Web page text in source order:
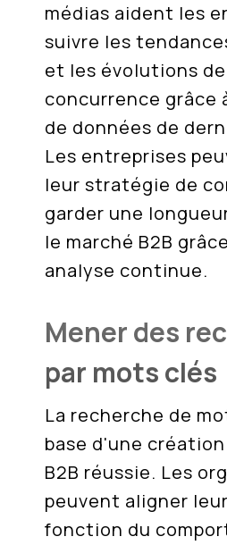
médias aident les
suivre les
et les évolutions
concurrence grâce
de données de
Les entreprises
leur stratégie de
garder une
le marché B2B
analyse continue.
Mener des
par mots clés
La recherche de
base d'une
B2B réussie. Les
peuvent aligner
fonction du